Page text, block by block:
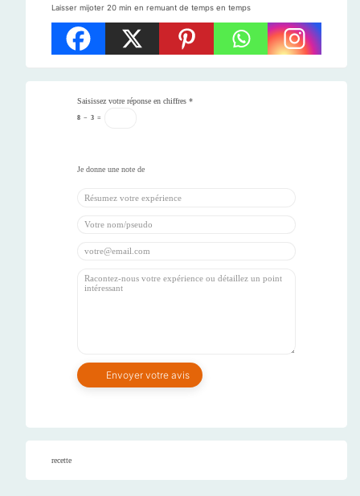
Laisser mijoter 20 min en remuant de temps en temps
Saisissez votre réponse en chiffres *
8 − 3 =
recette